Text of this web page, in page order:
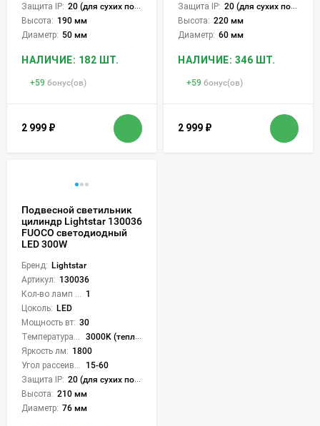
Защита IP: 20 (для сухих пом.)
Высота: 190 мм
Диаметр: 50 мм
НАЛИЧИЕ: 182 ШТ.
+59 бонус(ов)
2 999 ₽
Защита IP: 20 (для сухих пом.)
Высота: 220 мм
Диаметр: 60 мм
НАЛИЧИЕ: 346 ШТ.
+59 бонус(ов)
2 999 ₽
Подвесной светильник
цилиндр Lightstar 130036
FUOCO светодиодный
LED 300W
Бренд: Lightstar
Артикул: 130036
1
Цоколь: LED
Мощность вт: 30
3000K (теплый)
Яркость лм: 1800
15-60
Защита IP: 20 (для сухих пом.)
Высота: 210 мм
Диаметр: 76 мм